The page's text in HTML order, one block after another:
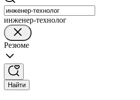
инженер-технолог
Резюме
Найти